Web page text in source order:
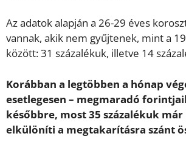
Az adatok alapján a 26-29 éves
vannak, akik nem gyűjtenek, mint a
között: 31 százalékuk, illetve 14
Korábban a legtöbben a hónap
esetlegesen – megmaradó
későbbre, most 35 százalékuk
elkülöníti a megtakarításra szánt